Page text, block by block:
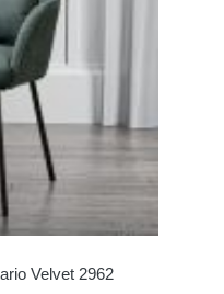
Velvet 2962